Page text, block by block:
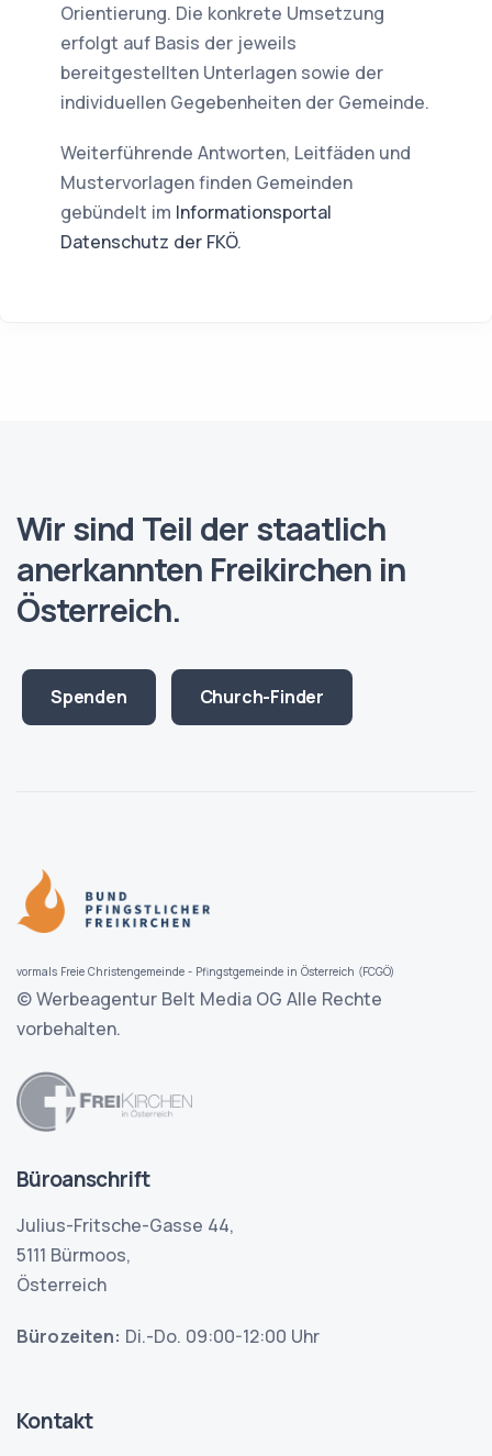
Orientierung. Die konkrete Umsetzung
erfolgt auf Basis der jeweils
bereitgestellten Unterlagen sowie der
individuellen Gegebenheiten der Gemeinde.
Weiterführende Antworten, Leitfäden und
Mustervorlagen finden Gemeinden
gebündelt im Informationsportal
Datenschutz der FKÖ.
Wir sind Teil der staatlich
anerkannten Freikirchen in
Österreich.
Spenden Church-Finder
vormals Freie Christengemeinde - Pfingstgemeinde in Österreich (FCGÖ)
© Werbeagentur Belt Media OG Alle Rechte
vorbehalten.
Büroanschrift
Julius-Fritsche-Gasse 44,
5111 Bürmoos,
Österreich
Bürozeiten: Di.-Do. 09:00-12:00 Uhr
Kontakt